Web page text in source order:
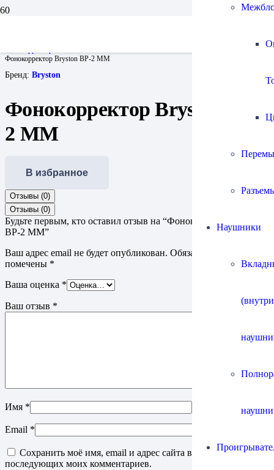
Наушники
Фонокорректор Bryston BP-2 MM
Бренд: Bryston
Фонокорректор Bryston BP-
2 MM
В избранное
Отзывы (0)
Отзывы (0)
Будьте первым, кто оставил отзыв на “Фонокорректор Bryston
BP-2 MM”
Ваш адрес email не будет опубликован. Обязательные поля
помечены *
Ваша оценка *
Ваш отзыв *
Имя *
Email *
Сохранить моё имя, email и адрес сайта в этом браузере для
последующих моих комментариев.